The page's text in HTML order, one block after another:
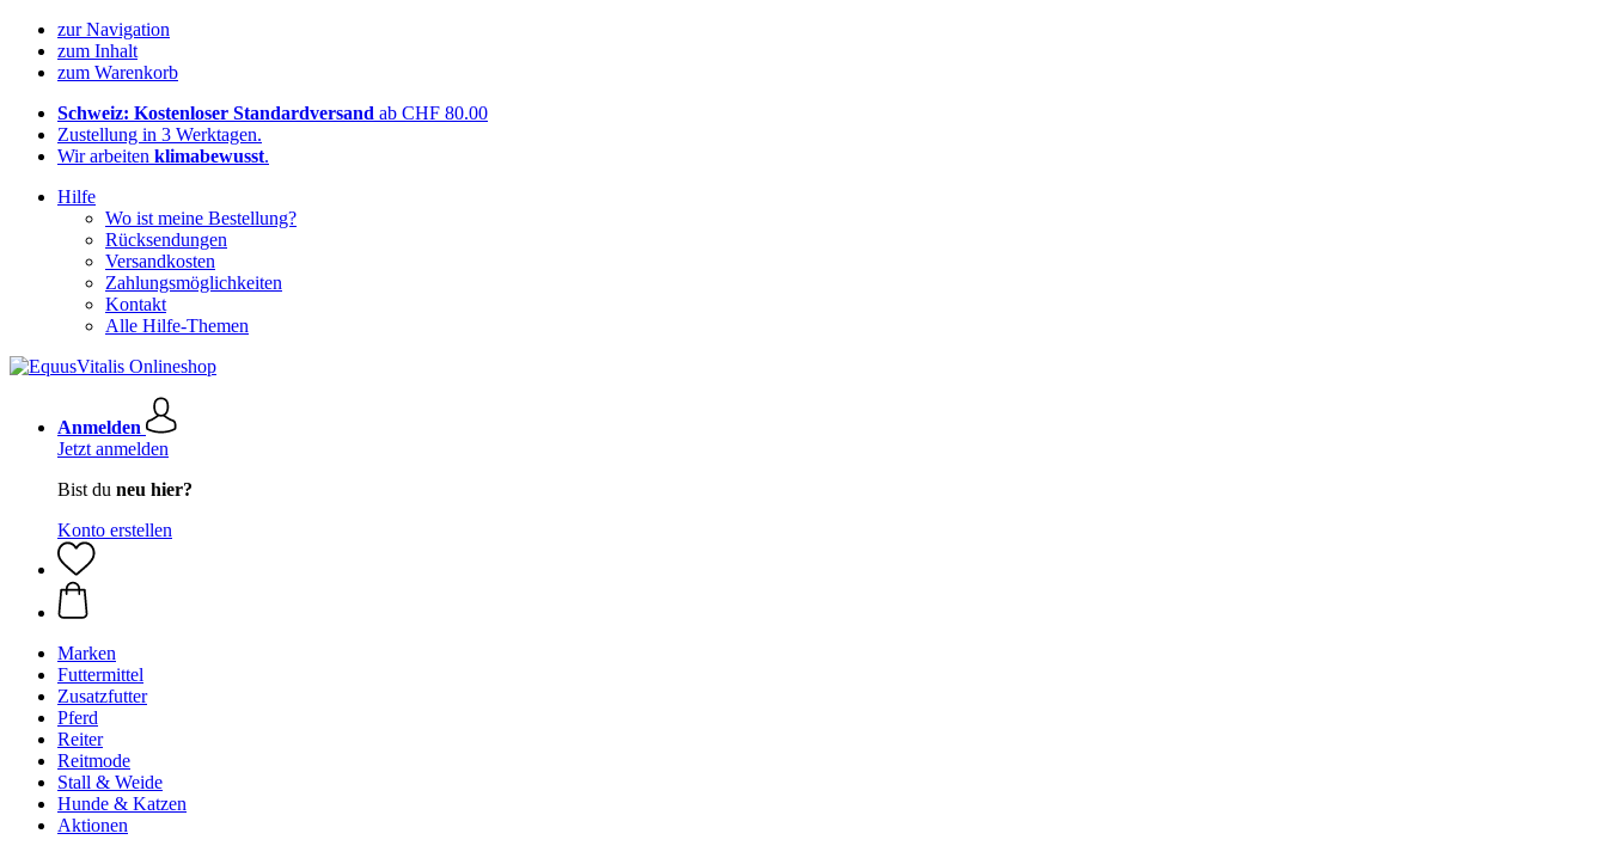
zur Navigation
zum Inhalt
zum Warenkorb
Schweiz: Kostenloser Standardversand ab CHF 80.00
Zustellung in 3 Werktagen.
Wir arbeiten klimabewusst.
Hilfe
Wo ist meine Bestellung?
Rücksendungen
Versandkosten
Zahlungsmöglichkeiten
Kontakt
Alle Hilfe-Themen
Anmelden
Jetzt anmelden
Bist du neu hier?
Konto erstellen
Marken
Futtermittel
Zusatzfutter
Pferd
Reiter
Reitmode
Stall & Weide
Hunde & Katzen
Aktionen